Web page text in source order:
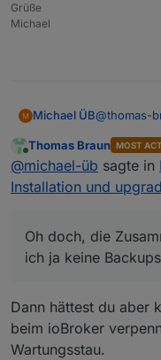
Grüße
Michael
Michael ÜB@thomas-
hätte ich ja
Ich
...und bitte
die fahren
Werkstatt
Motoren
Online
Thomas Braun MOST
@michael-üb sagte in
Installation und
Oh doch, die
ich ja keine
Dann hättest du aber
beim ioBroker
Wartungsstau.